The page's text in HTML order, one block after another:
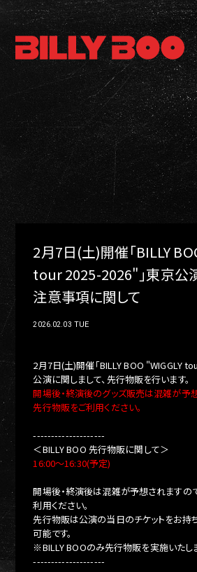
2月7日(土)開催「BILLY
tour 2025-2026"」東京公
注意事項に関して
2026.02.03 TUE
2月7日(土)開催「BILLY BOO "WIGGLY
公演に関しまして、先行物販を行います。
開場後・終演後のグッズ販売は混雑が予
先行物販をご利用ください。
--------------------
＜BILLY BOO 先行物販に関して＞
16:00〜16:30(予定)
開場後・終演後は混雑が予想されますの
利用ください。
先行物販は公演の当日のチケットをお持
可能です。
※BILLY BOOのみ先行物販を実施いたしま
--------------------